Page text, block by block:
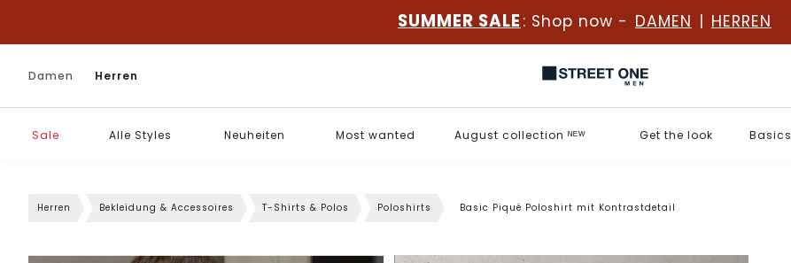
SUMMER SALE : Shop now - DAMEN | HERREN
Damen Herren
Sale Alle Styles Neuheiten Most wanted August collection ᴺᴱᵂ Get the look Basics
Herren Bekleidung & Accessoires T-Shirts & Polos Poloshirts Basic Piqué Poloshirt mit Kontrastdetail